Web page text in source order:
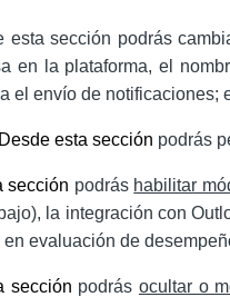
esta sección podrás
en la plataforma, el
el envío de notificaciones;
Desde esta sección podrás
sección podrás habilitar
la integración con
evaluación de
sección podrás ocultar o